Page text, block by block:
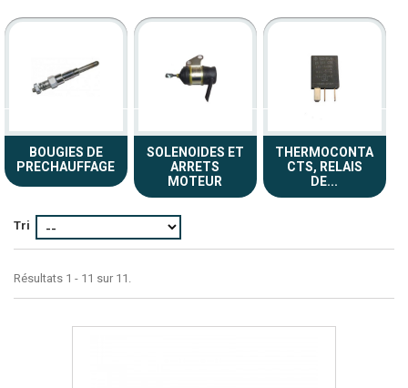
BOUGIES DE
PRECHAUFFAGE
SOLENOIDES ET
ARRETS
MOTEUR
THERMOCONTA
CTS, RELAIS
DE...
Tri
Résultats 1 - 11 sur 11.